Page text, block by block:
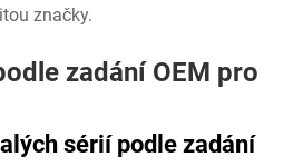
značky.
zadání OEM pro
sérií podle zadání